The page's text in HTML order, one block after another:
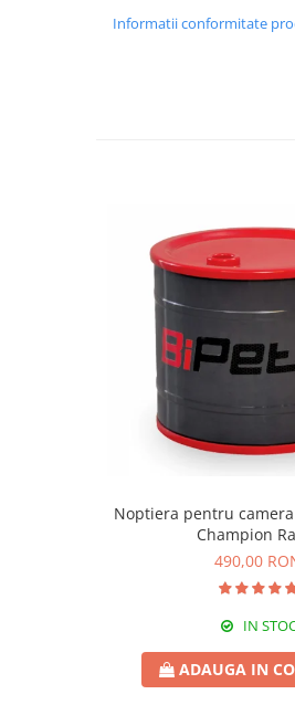
Informatii conformitate
Noptiera pentru
Champion
490,00
IN
ADAUGA IN